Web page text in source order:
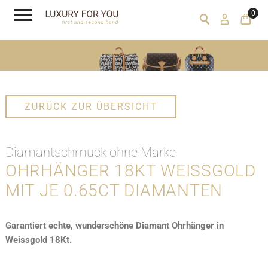
0
ZURÜCK ZUR ÜBERSICHT
Diamantschmuck ohne Marke
OHRHÄNGER 18KT WEISSGOLD
MIT JE 0.65CT DIAMANTEN
Garantiert echte, wunderschöne Diamant Ohrhänger in
Weissgold 18Kt.